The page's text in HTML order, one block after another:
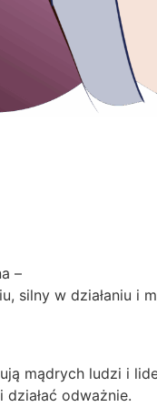
–
silny w działaniu i
mądrych ludzi i
odważnie.